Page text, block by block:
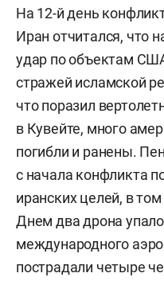
На 12-й день
Иран отчитался, что
удар по объектам
стражей исламской
что поразил
в Кувейте, много
погибли и ранены.
с начала конфликта
иранских целей, в
Днем два дрона
международного
пострадали четыре